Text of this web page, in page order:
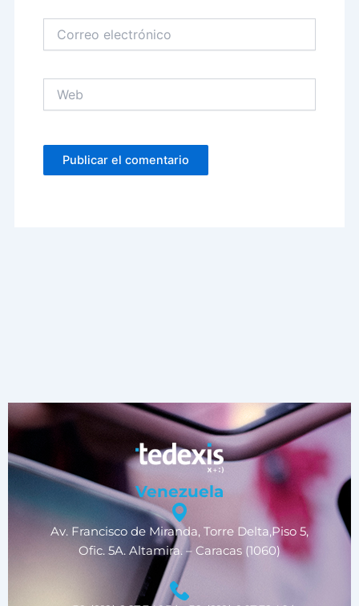
electrónico
Venezuela
Av. Francisco de Miranda, Torre Delta,Piso 5,
Ofic. 5A. Altamira. – Caracas (1060)